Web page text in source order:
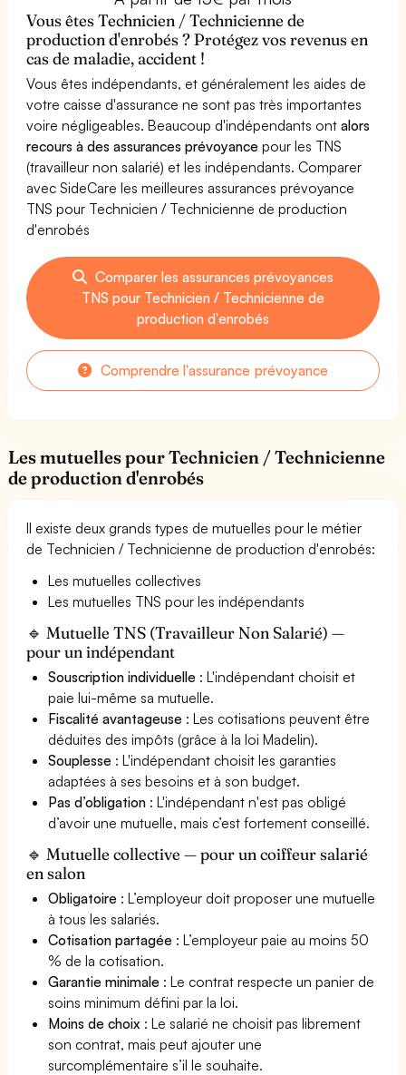
Vous êtes Technicien / Technicienne de
production d'enrobés ? Protégez vos revenus en
cas de maladie, accident !
Vous êtes indépendants, et généralement les aides de
votre caisse d'assurance ne sont pas très importantes
voire négligeables. Beaucoup d'indépendants ontalors
recours à des assurances prévoyance pour les TNS
(travailleur non salarié) et les indépendants. Comparer
avec SideCare les meilleures assurances prévoyance
TNS pour Technicien / Technicienne de production
d'enrobés
Comparer les assurances prévoyances
TNS pour Technicien / Technicienne de
production d'enrobés
Comprendre l'assurance prévoyance
Les mutuelles pour Technicien / Technicienne
de production d'enrobés
Il existe deux grands types de mutuelles pour le métier
de Technicien / Technicienne de production d'enrobés:
Les mutuelles collectives
Les mutuelles TNS pour les indépendants
🔹 Mutuelle TNS (Travailleur Non Salarié) —
pour un indépendant
Souscription individuelle : L'indépendant choisit et
paie lui-même sa mutuelle.
Fiscalité avantageuse : Les cotisations peuvent être
déduites des impôts (grâce à la loi Madelin).
Souplesse : L'indépendant choisit les garanties
adaptées à ses besoins et à son budget.
Pas d’obligation : L'indépendant n'est pas obligé
d’avoir une mutuelle, mais c’est fortement conseillé.
🔹 Mutuelle collective — pour un coiffeur salarié
en salon
Obligatoire : L’employeur doit proposer une mutuelle
à tous les salariés.
Cotisation partagée : L’employeur paie au moins 50
% de la cotisation.
Garantie minimale : Le contrat respecte un panier de
soins minimum défini par la loi.
Moins de choix : Le salarié ne choisit pas librement
son contrat, mais peut ajouter une
surcomplémentaire s’il le souhaite.